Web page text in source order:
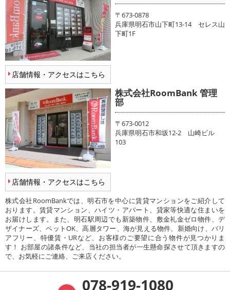
店舗情報・アクセスはこちら
〒673-0878
兵庫県明石市山下町13-14 セレス山
下町1F
店舗情報・アクセスはこちら
株式会社RoomBank 管理
部
〒673-0012
兵庫県明石市和坂12-2 山崎ビル
103
株式会社RoomBankでは、明石市を中心に賃貸マンションをご紹介して
おります。賃貸マンション、ハイツ・アパート、貸家等快適な住まいを
お届けします。また、明石駅周辺でも新築物件、敷金礼金ゼロ物件、デ
ザイナーズ、ペットOK、高層タワー、海が見える物件、新婚向け、バリ
アフリー、特優賃・URなど、お客様のご要望に合う物件が見つかりま
す！ お部屋の諸条件など、当社の担当者が一生懸命探させて頂きますの
で、お気軽にご連絡、ご来店ください。
078-919-1080